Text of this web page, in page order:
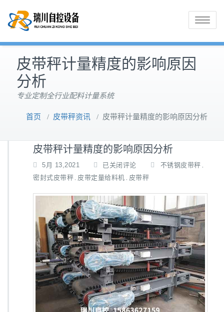
Toggle
皮带秤计量精度的影响原因
分析
专业定制全行业配料计量系统
首页 / 皮带秤资讯 / 皮带秤计量精度的影响原因分析
皮带秤计量精度的影响原因分析
5月 13,2021
皮
带
计
量
精
度
的
影
响
原
因
分
析
已关闭评论 不锈钢皮带秤
密封式皮带秤 皮带定量给料机 皮带秤